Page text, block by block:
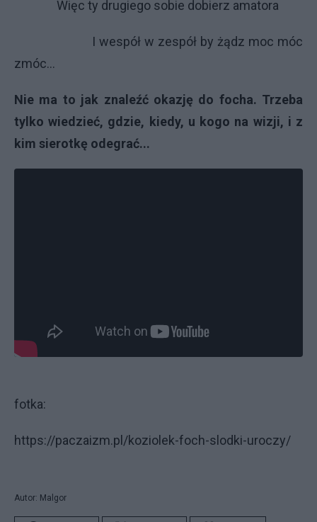
Więc ty drugiego sobie dobierz amatora
I wespół w zespół by żądz moc móc
zmóc...
Nie ma to jak znaleźć okazję do focha. Trzeba
tylko wiedzieć, gdzie, kiedy, u kogo na wizji, i z
kim sierotkę odegrać...
fotka:
https://paczaizm.pl/koziolek-foch-slodki-uroczy/
Autor: Malgor